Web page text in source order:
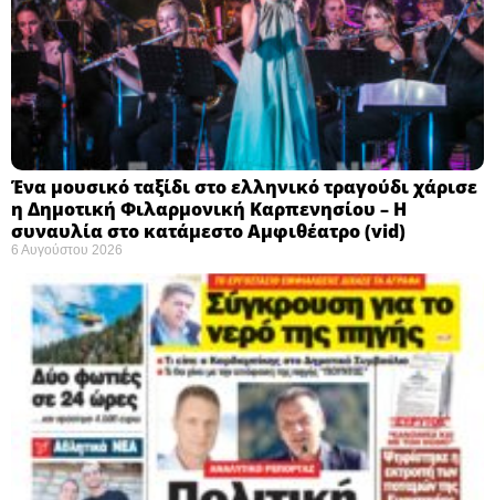
Ένα μουσικό ταξίδι στο ελληνικό τραγούδι χάρισε
η Δημοτική Φιλαρμονική Καρπενησίου – Η
συναυλία στο κατάμεστο Αμφιθέατρο (vid)
6 Αυγούστου 2026